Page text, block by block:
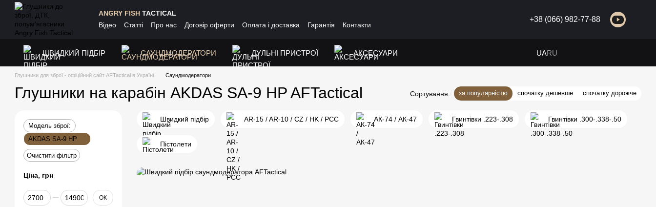
Перейти до основного контенту
ANGRY FISH TACTICAL
Відео
Статті Про нас Договір оферти Оплата і доставка Гарантія Контакти
+38 (066) 982-77-88
ШВИДКИЙ ПІДБІР САУНДМОДЕРАТОРИ ДУЛЬНІ ПРИСТРОЇ АКСЕСУАРИ UARU
Глушники для зброї - офіційний сайт AFTactical в Україні Саундмодератори
Глушники на карабін AKDAS SA-9 HP AFTactical Сортування: за популярністю спочатку дешевше спочатку дорожче
Швидкий підбір AR-15 / AR-10 / CZ / HK / PCC АК-74 / АК-47 Гвинтівки .223-.308 Гвинтівки .300-.338-.50
Пістолети
Модель зброї:
AKDAS SA-9 HP
Очистити фільтр
Ціна, грн
Від Ціна, грн
До Ціна, грн ОК